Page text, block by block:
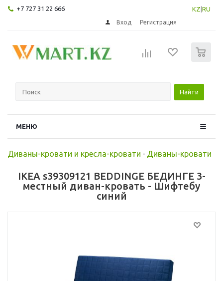
+7 727 31 22 666 KZ RU
Вход Регистрация
Найти
МЕНЮ
Диваны-кровати и кресла-кровати - Диваны-кровати
IKEA s39309121 BEDDINGE БЕДИНГЕ 3-
местный диван-кровать - Шифтебу
синий